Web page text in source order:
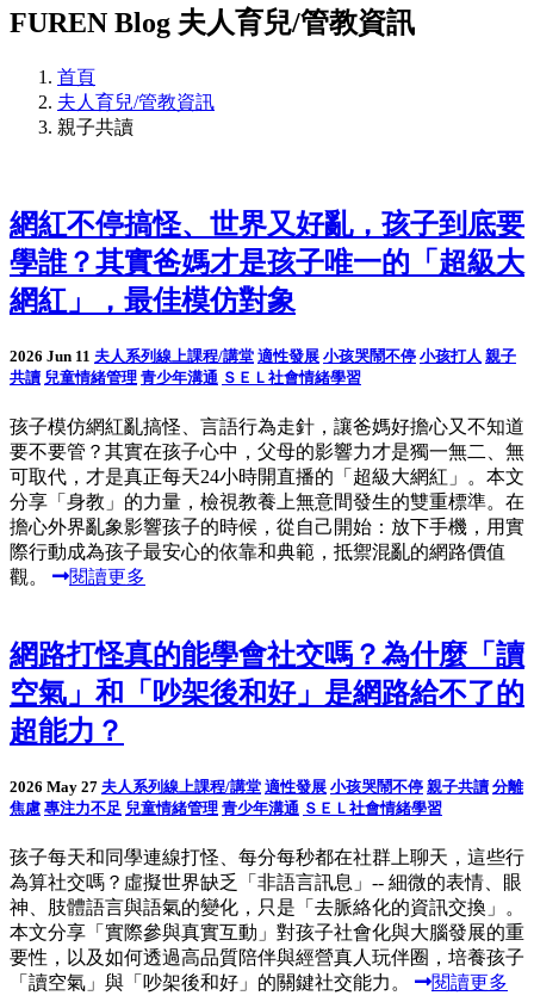
FUREN Blog 夫人育兒/管教資訊
首頁
夫人育兒/管教資訊
親子共讀
網紅不停搞怪、世界又好亂，孩子到底要
學誰？其實爸媽才是孩子唯一的「超級大
網紅」，最佳模仿對象
2026 Jun 11 夫人系列線上課程/講堂 適性發展 小孩哭鬧不停 小孩打人 親子
共讀 兒童情緒管理 青少年溝通 ＳＥＬ社會情緒學習
孩子模仿網紅亂搞怪、言語行為走針，讓爸媽好擔心又不知道
要不要管？其實在孩子心中，父母的影響力才是獨一無二、無
可取代，才是真正每天24小時開直播的「超級大網紅」。本文
分享「身教」的力量，檢視教養上無意間發生的雙重標準。在
擔心外界亂象影響孩子的時候，從自己開始：放下手機，用實
際行動成為孩子最安心的依靠和典範，抵禦混亂的網路價值
觀。
閱讀更多
網路打怪真的能學會社交嗎？為什麼「讀
空氣」和「吵架後和好」是網路給不了的
超能力？
2026 May 27 夫人系列線上課程/講堂 適性發展 小孩哭鬧不停 親子共讀 分離
焦慮 專注力不足 兒童情緒管理 青少年溝通 ＳＥＬ社會情緒學習
孩子每天和同學連線打怪、每分每秒都在社群上聊天，這些行
為算社交嗎？虛擬世界缺乏「非語言訊息」-- 細微的表情、眼
神、肢體語言與語氣的變化，只是「去脈絡化的資訊交換」。
本文分享「實際參與真實互動」對孩子社會化與大腦發展的重
要性，以及如何透過高品質陪伴與經營真人玩伴圈，培養孩子
「讀空氣」與「吵架後和好」的關鍵社交能力。
閱讀更多